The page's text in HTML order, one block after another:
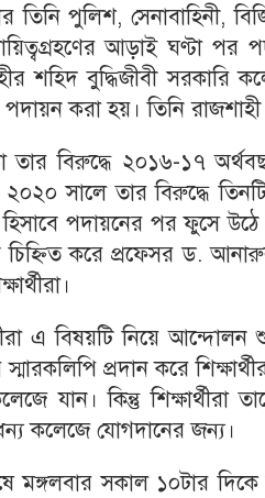
তিনি পুলিশ, সেনাবাহিনী,
আড়াই ঘণ্টা
শহিদ বুদ্ধিজীবী
পদায়ন করা হয়। তিনি রাজশাহী
তার বিরুদ্ধে ২০১৬-১৭
সালে তার বিরুদ্ধে
পদায়নের পর ফুসে উঠে
চিহ্নিত করে প্রফেসর ড.
এ বিষয়টি নিয়ে
স্মারকলিপি প্রদান করে
যান। কিন্তু শিক্ষার্থীরা
কলেজে যোগদানের জন্য।
মঙ্গলবার সকাল ১০টার